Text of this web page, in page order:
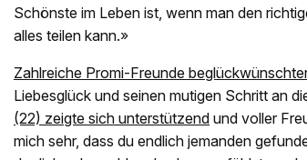
Schönste im Leben ist, wenn man den
alles teilen kann.»
Zahlreiche Promi-Freunde
Liebesglück und seinen mutigen Schritt an
(22) zeigte sich unterstützend und voller
mich sehr, dass du endlich jemanden